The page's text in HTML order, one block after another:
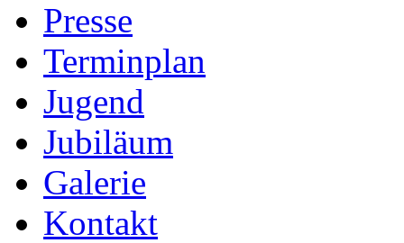
Presse
Terminplan
Jugend
Jubiläum
Galerie
Kontakt